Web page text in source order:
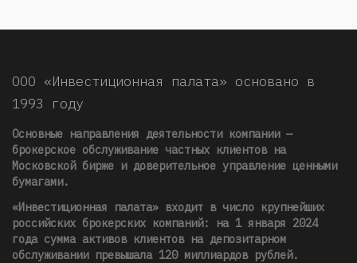
ООО «Инвестиционная палата» основано в
1993 году
Основные направления деятельности компании —
брокерское обслуживание частных клиентов на
Московской бирже и доверительное управление ценными
бумагами.
«Инвестиционная палата» входит в число крупнейших
российских брокерских компаний: на 1 января 2024
года сумма активов клиентов на депозитарном
обслуживании превышала 120 миллиардов рублей.